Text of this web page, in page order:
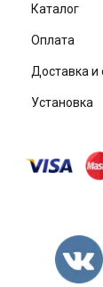
Каталог
Оплата
Доставка и
Установка